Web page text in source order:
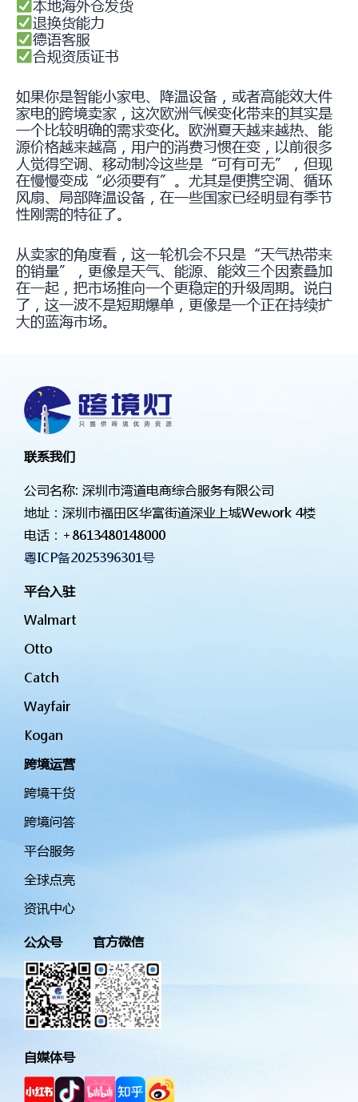
本地海外仓发货
退换货能力
德语客服
合规资质证书
如果你是智能小家电、降温设备，或者高能效大件
家电的跨境卖家，这次欧洲气候变化带来的其实是
一个比较明确的需求变化。欧洲夏天越来越热、能
源价格越来越高，用户的消费习惯在变，以前很多
人觉得空调、移动制冷这些是“可有可无”，但现
在慢慢变成“必须要有”。尤其是便携空调、循环
风扇、局部降温设备，在一些国家已经明显有季节
性刚需的特征了。
从卖家的角度看，这一轮机会不只是“天气热带来
的销量”，更像是天气、能源、能效三个因素叠加
在一起，把市场推向一个更稳定的升级周期。说白
了，这一波不是短期爆单，更像是一个正在持续扩
大的蓝海市场。
联系我们
公司名称: 深圳市湾道电商综合服务有限公司
地址：深圳市福田区华富街道深业上城Wework 4楼
电话： +8613480148000
粤ICP备2025396301号
平台入驻
Walmart
Otto
Catch
Wayfair
Kogan
跨境运营
跨境干货
跨境问答
平台服务
全球点亮
资讯中心
公众号
自媒体号
官方微信